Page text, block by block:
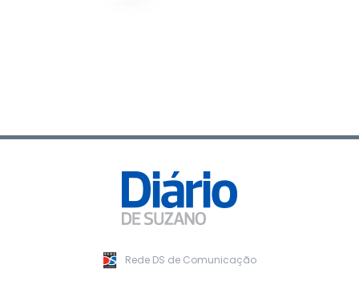
Rede DS de Comunicação